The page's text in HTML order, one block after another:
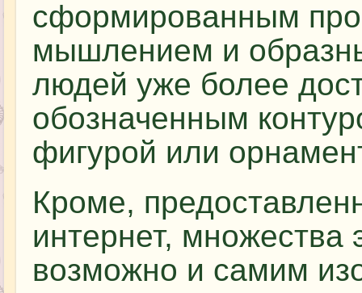
сформированным
мышлением и
людей уже более
обозначенным
фигурой или
Кроме,
интернет, множества
возможно и самим